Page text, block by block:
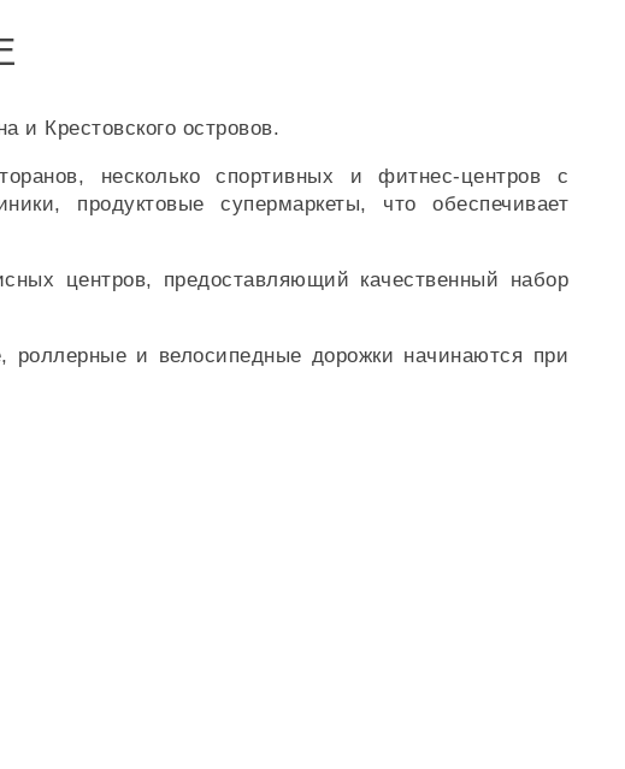
и Крестовского островов.
несколько спортивных и фитнес-центров с
продуктовые супермаркеты, что обеспечивает
центров, предоставляющий качественный набор
роллерные и велосипедные дорожки начинаются при